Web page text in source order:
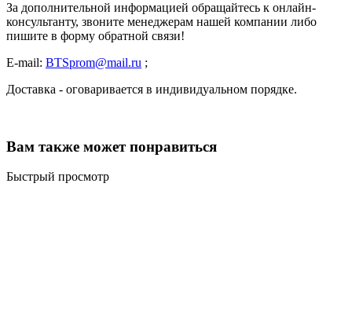
За дополнительной информацией обращайтесь к онлайн-
консультанту, звоните менеджерам нашей компании либо
пишите в форму обратной связи!
E-mail: BTSprom@mail.ru ;
Доставка - оговаривается в индивидуальном порядке.
Вам также может понравиться
Быстрый просмотр